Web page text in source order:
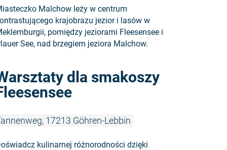
Malchow leży w centrum
krajobrazu jezior i lasów w
pomiędzy jeziorami Fleesensee i
See, nad brzegiem jeziora Malchow.
dla smakoszy
17213 Göhren-Lebbin
kulinarnej różnorodności dzięki